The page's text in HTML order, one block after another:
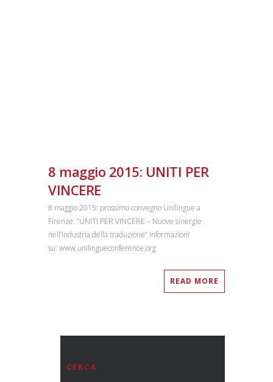
8 maggio 2015: UNITI PER
VINCERE
8 maggio 2015: prossimo convegno Unilingue a
Firenze. “UNITI PER VINCERE – Nuove sinergie
nell’industria della traduzione” Informazioni
su: www.unilingueconference.org
READ MORE
CERCA